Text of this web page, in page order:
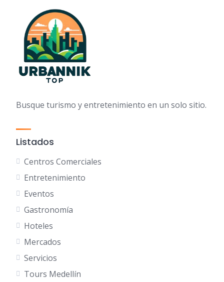
Busque turismo y entretenimiento en un solo sitio.
Listados
Centros Comerciales
Entretenimiento
Eventos
Gastronomía
Hoteles
Mercados
Servicios
Tours Medellín